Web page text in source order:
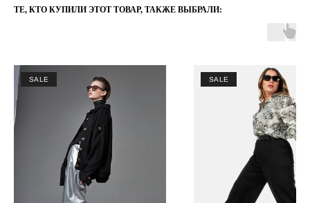
ТЕ, КТО КУПИЛИ ЭТОТ ТОВАР, ТАКЖЕ ВЫБРАЛИ:
SALE SALE